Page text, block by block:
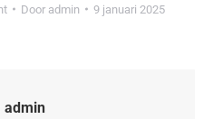
Door admin 9 januari 2025
admin